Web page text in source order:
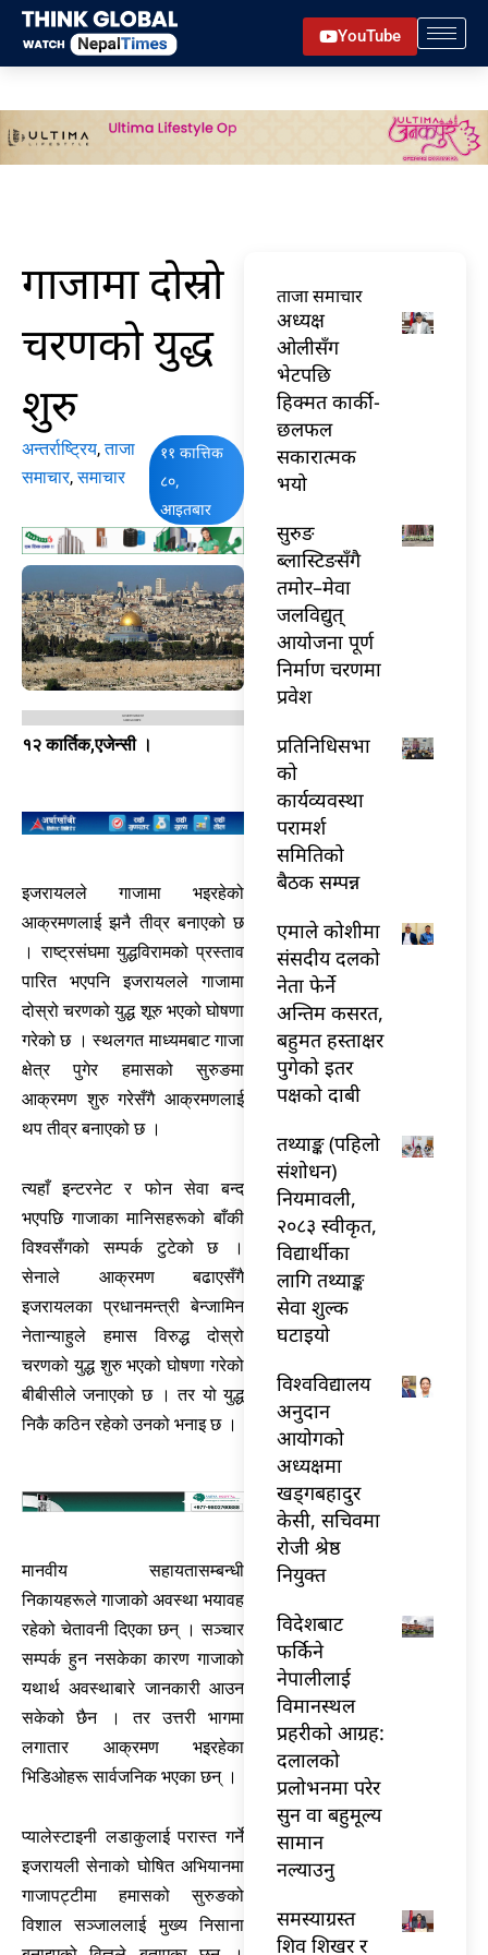
Skip
content
YouTube
गाजामा दोस्रो
चरणको युद्ध
शुरु
अन्तर्राष्ट्रिय,ताजा
समाचार,समाचार
११ कात्तिक
८०,
आइतबार
१२ कार्तिक,एजेन्सी ।
इजरायलले गाजामा भइरहेको
आक्रमणलाई झनै तीव्र बनाएको छ
। राष्ट्रसंघमा युद्धविरामको प्रस्ताव
पारित भएपनि इजरायलले गाजामा
दोस्रो चरणको युद्ध शूरु भएको घोषणा
गरेको छ । स्थलगत माध्यमबाट गाजा
क्षेत्र पुगेर हमासको सुरुङमा
आक्रमण शुरु गरेसँगै आक्रमणलाई
थप तीव्र बनाएको छ ।
त्यहाँ इन्टरनेट र फोन सेवा बन्द
भएपछि गाजाका मानिसहरूको बाँकी
विश्वसँगको सम्पर्क टुटेको छ ।
सेनाले आक्रमण बढाएसँगै
इजरायलका प्रधानमन्त्री बेन्जामिन
नेतान्याहुले हमास विरुद्ध दोस्रो
चरणको युद्ध शुरु भएको घोषणा गरेको
बीबीसीले जनाएको छ । तर यो युद्ध
निकै कठिन रहेको उनको भनाइ छ ।
मानवीय सहायतासम्बन्धी
निकायहरूले गाजाको अवस्था भयावह
रहेको चेतावनी दिएका छन् । सञ्चार
सम्पर्क हुन नसकेका कारण गाजाको
यथार्थ अवस्थाबारे जानकारी आउन
सकेको छैन । तर उत्तरी भागमा
लगातार आक्रमण भइरहेका
भिडिओहरू सार्वजनिक भएका छन् ।
प्यालेस्टाइनी लडाकुलाई परास्त गर्ने
इजरायली सेनाको घोषित अभियानमा
गाजापट्टीमा हमासको सुरुङको
विशाल सञ्जाललाई मुख्य निसाना
ताजा समाचार
अध्यक्ष
ओलीसँग
भेटपछि
हिक्मत कार्की-
छलफल
सकारात्मक
भयो
सुरुङ
ब्लास्टिङसँगै
तमोर–मेवा
जलविद्युत्
आयोजना पूर्ण
निर्माण चरणमा
प्रवेश
प्रतिनिधिसभा
को
कार्यव्यवस्था
परामर्श
समितिको
बैठक सम्पन्न
एमाले कोशीमा
संसदीय दलको
नेता फेर्ने
अन्तिम कसरत,
बहुमत हस्ताक्षर
पुगेको इतर
पक्षको दाबी
तथ्याङ्क (पहिलो
संशोधन)
नियमावली,
२०८३ स्वीकृत,
विद्यार्थीका
लागि तथ्याङ्क
सेवा शुल्क
घटाइयो
विश्वविद्यालय
अनुदान
आयोगको
अध्यक्षमा
खड्गबहादुर
केसी, सचिवमा
रोजी श्रेष्ठ
नियुक्त
विदेशबाट
फर्किने
नेपालीलाई
विमानस्थल
प्रहरीको आग्रह:
दलालको
प्रलोभनमा परेर
सुन वा बहुमूल्य
सामान
नल्याउनु
समस्याग्रस्त
शिव शिखर र